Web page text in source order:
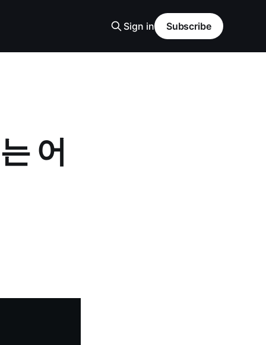
Sign in Subscribe
어